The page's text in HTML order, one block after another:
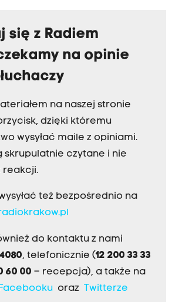
się z Radiem
na opinie
na naszej stronie
dzięki któremu
wysyłać maile z opiniami.
skrupulatnie czytane i nie
reakcji.
też bezpośrednio na
do kontaktu z nami
4080, telefonicznie (12 200 33 33
60 00 – recepcja), a także na
Facebookuoraz Twitterze